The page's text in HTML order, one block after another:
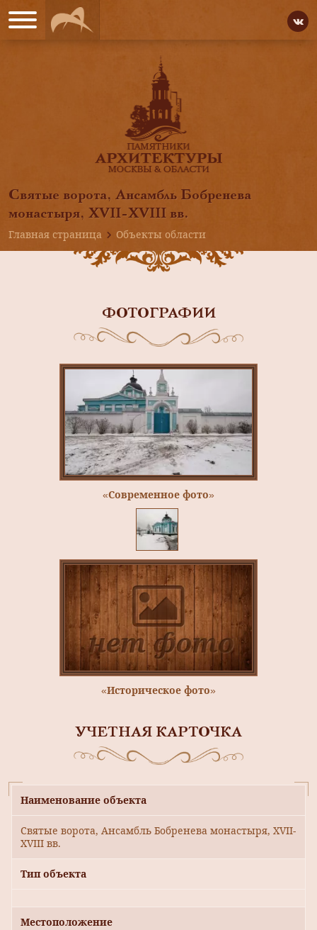
Святые ворота, Ансамбль Бобренева
монастыря, ХVII-ХVIII вв.
Главная страница
Объекты области
ФОТОГРАФИИ
«Современное фото»
«Историческое фото»
УЧЕТНАЯ КАРТОЧКА
Наименование объекта
Святые ворота, Ансамбль Бобренева монастыря, ХVII-
ХVIII вв.
Тип объекта
Местоположение